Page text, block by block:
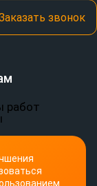
звонок
работ